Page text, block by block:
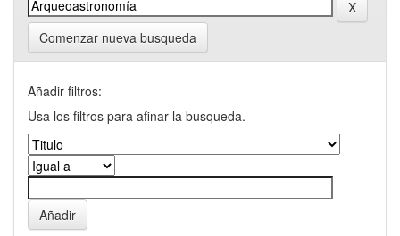
Comenzar nueva busqueda
Añadir filtros:
Usa los filtros para afinar la busqueda.